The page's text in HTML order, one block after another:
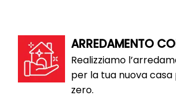
ARREDAMENTO
Realizziamo
per la tua nuova
zero.